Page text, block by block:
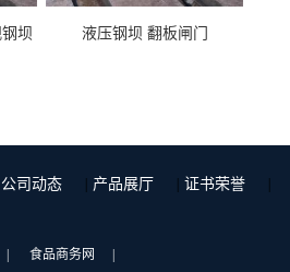
坝 液压钢坝 翻板闸门
公司动态 产品展厅 证书荣誉
食品商务网